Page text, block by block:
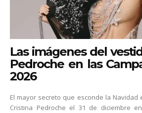
Las imágenes del
Pedroche en las
2026
El mayor secreto que esconde la Navidad
Cristina Pedroche el 31 de diciembre